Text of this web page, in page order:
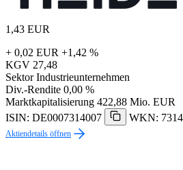
1,43 EUR
+ 0,02 EUR +1,42 %
KGV 27,48
Sektor Industrieunternehmen
Div.-Rendite 0,00 %
Marktkapitalisierung 422,88 Mio. EUR
ISIN: DE0007314007
WKN:
Aktiendetails öffnen